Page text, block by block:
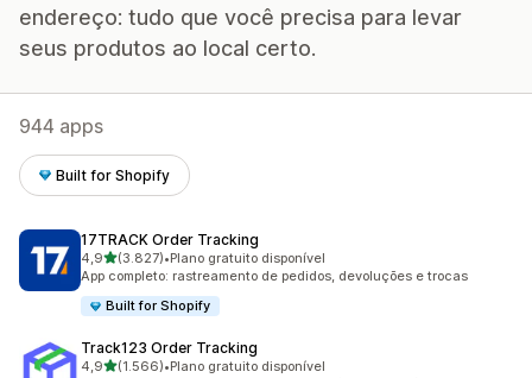
endereço: tudo que você precisa para levar
seus produtos ao local certo.
944 apps
Built for Shopify
17TRACK Order Tracking
4,9de 5 estrelas
(3.827)
3827 avaliações ao todo
•Plano gratuito disponível
App completo: rastreamento de pedidos, devoluções e trocas
Built for Shopify
Track123 Order Tracking
4,9de 5 estrelas
(1.566)
1566 avaliações ao todo
•Plano gratuito disponível